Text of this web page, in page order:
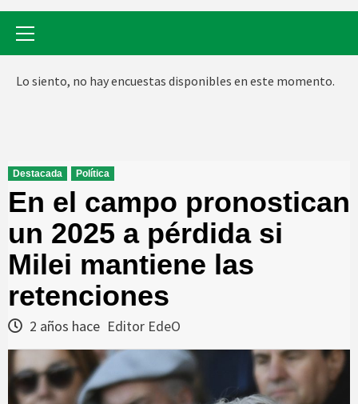
Lo siento, no hay encuestas disponibles en este momento.
Destacada Política
En el campo pronostican
un 2025 a pérdida si
Milei mantiene las
retenciones
2 años hace Editor EdeO